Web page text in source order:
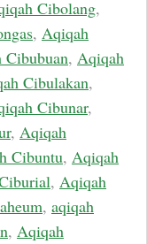
Cibolang,
, Aqiqah
Cibubuan, Aqiqah
Cibulakan,
Cibunar,
, Aqiqah
Cibuntu, Aqiqah
, Aqiqah
, aqiqah
, Aqiqah